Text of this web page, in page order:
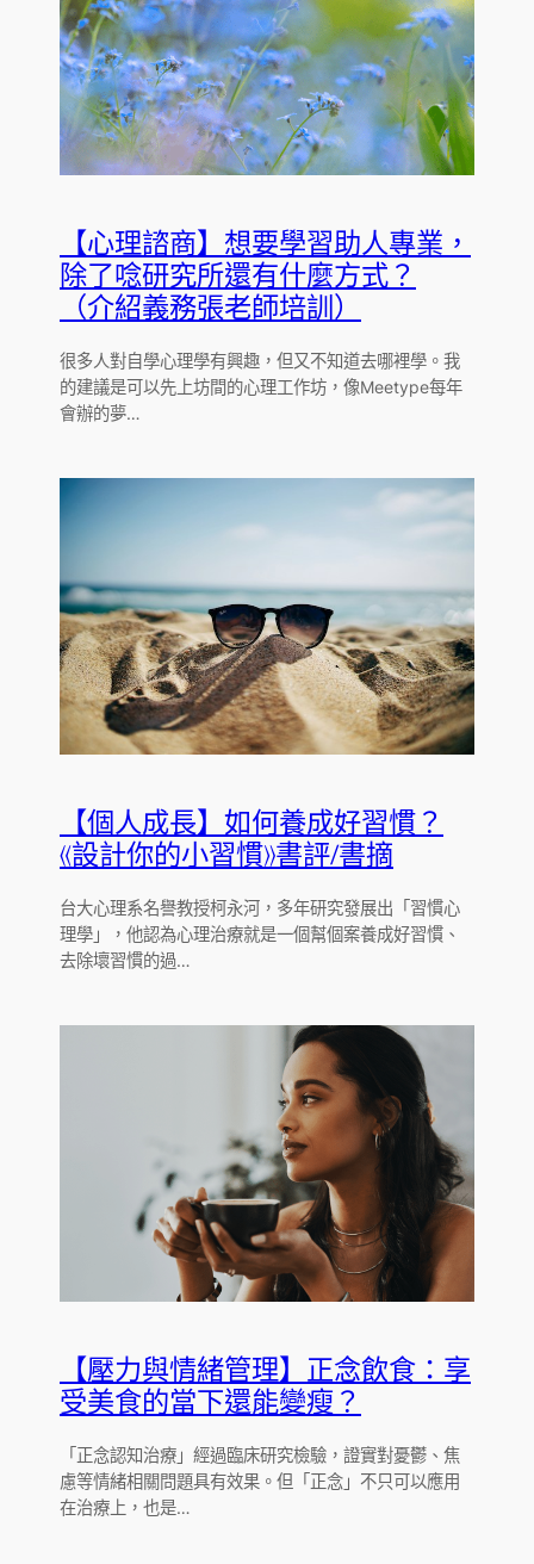
【心理諮商】想要學習助人專業，
除了唸研究所還有什麼方式？
（介紹義務張老師培訓）
很多人對自學心理學有興趣，但又不知道去哪裡學。我
的建議是可以先上坊間的心理工作坊，像Meetype每年
會辦的夢…
【個人成長】如何養成好習慣？
《設計你的小習慣》書評/書摘
台大心理系名譽教授柯永河，多年研究發展出「習慣心
理學」，他認為心理治療就是一個幫個案養成好習慣、
去除壞習慣的過…
【壓力與情緒管理】正念飲食：享
受美食的當下還能變瘦？
「正念認知治療」經過臨床研究檢驗，證實對憂鬱、焦
慮等情緒相關問題具有效果。但「正念」不只可以應用
在治療上，也是…